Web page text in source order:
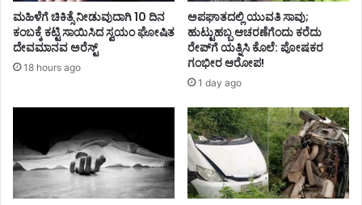
ಮಹಿಳೆಗೆ ಚಿಕಿತ್ಸೆ ನೀಡುವುದಾಗಿ 10 ದಿನ
ಕಂಬಕ್ಕೆ ಕಟ್ಟಿ ಸಾಯಿಸಿದ ಸ್ವಯಂ ಘೋಷಿತ
ದೇವಮಾನವ ಅರೆಸ್ಟ್
18 hours ago
ಅಪಘಾತದಲ್ಲಿ ಯುವತಿ ಸಾವು;
ಹುಟ್ಟುಹಬ್ಬ ಆಚರಣೆಗೆಂದು ಕರೆದು
ರೇಪ್‌ಗೆ ಯತ್ನಿಸಿ ಕೊಲೆ: ಪೋಷಕರ
ಗಂಭೀರ ಆರೋಪ!
1 day ago